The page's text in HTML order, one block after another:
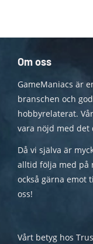
Om oss
GameManiacs är
branschen och
hobbyrelaterat.
vara nöjd med det
Då vi själva är
alltid följa med på
också gärna emot
oss!
Vårt betyg hos